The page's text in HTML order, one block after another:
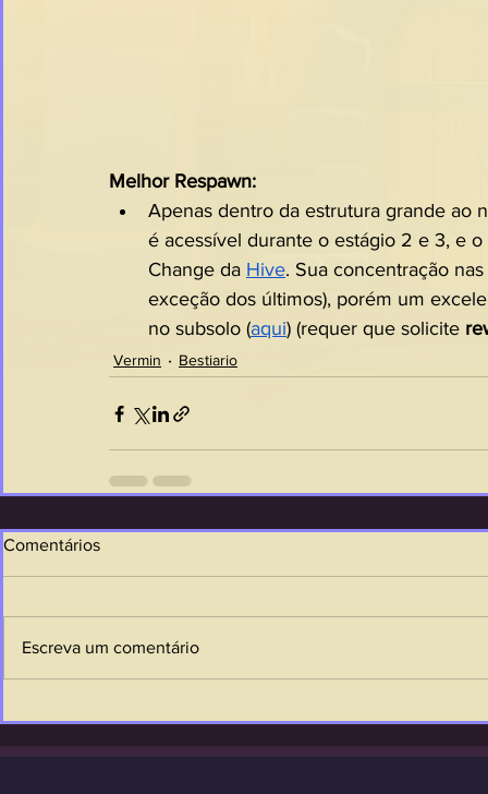
Melhor Respawn:
Apenas dentro da estrutura grande ao
é acessível durante o estágio 2 e 3, e
Change da Hive. Sua concentração
exceção dos últimos), porém um
no subsolo (aqui) (requer que solicite
Vermin Bestiario
Comentários
Escreva um comentário